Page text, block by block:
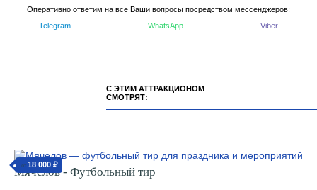
Оперативно ответим на все Ваши вопросы посредством мессенджеров:
Telegram
WhatsApp Viber
С ЭТИМ АТТРАКЦИОНОМ
СМОТРЯТ:
от 18 000 ₽
Мячелов - Футбольный тир